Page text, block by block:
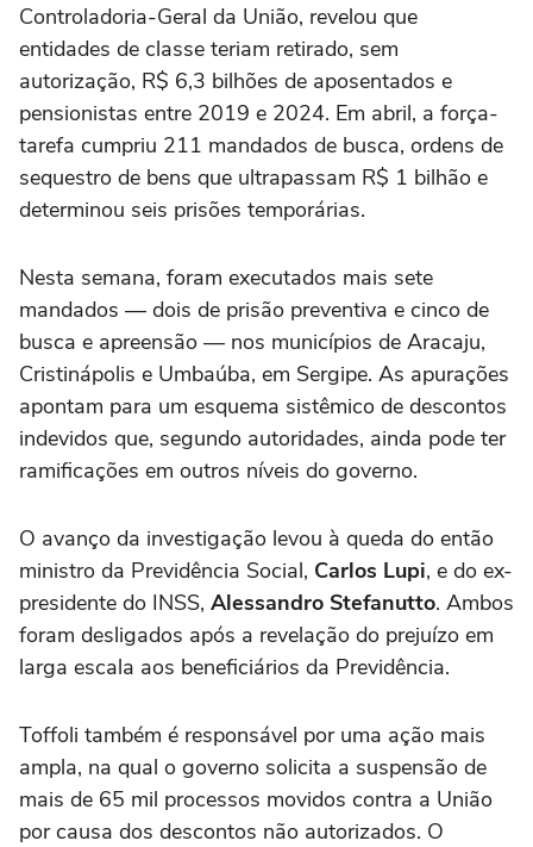
Controladoria-Geral da União, revelou que
entidades de classe teriam retirado, sem
autorização, R$ 6,3 bilhões de aposentados e
pensionistas entre 2019 e 2024. Em abril, a força-
tarefa cumpriu 211 mandados de busca, ordens de
sequestro de bens que ultrapassam R$ 1 bilhão e
determinou seis prisões temporárias.
Nesta semana, foram executados mais sete
mandados — dois de prisão preventiva e cinco de
busca e apreensão — nos municípios de Aracaju,
Cristinápolis e Umbaúba, em Sergipe. As apurações
apontam para um esquema sistêmico de descontos
indevidos que, segundo autoridades, ainda pode ter
ramificações em outros níveis do governo.
O avanço da investigação levou à queda do então
ministro da Previdência Social, Carlos Lupi, e do ex-
presidente do INSS, Alessandro Stefanutto. Ambos
foram desligados após a revelação do prejuízo em
larga escala aos beneficiários da Previdência.
Toffoli também é responsável por uma ação mais
ampla, na qual o governo solicita a suspensão de
mais de 65 mil processos movidos contra a União
por causa dos descontos não autorizados. O